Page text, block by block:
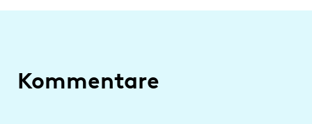
Kommentare